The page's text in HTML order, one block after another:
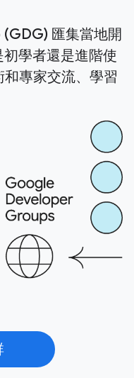
匯集當地開
學者還是進階使
專家交流、學習